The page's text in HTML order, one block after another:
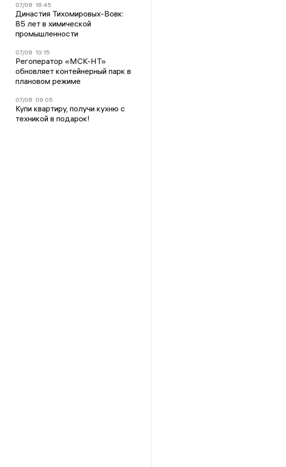
07/08 18:45
Династия Тихомировых-Вовк:
85 лет в химической
промышленности
07/08 10:15
Регоператор «МСК-НТ»
обновляет контейнерный парк в
плановом режиме
07/08 09:05
Купи квартиру, получи кухню с
техникой в подарок!